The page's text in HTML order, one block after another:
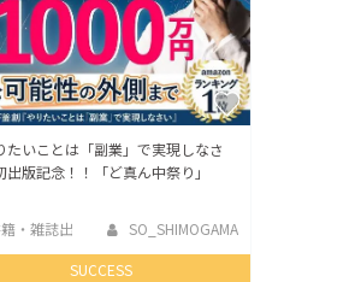
たいことは「副業」で実現しなさ
出版記念！！「ど真ん中祭り」
・雑誌出
SO_SHIMOGAMA
SUCCESS